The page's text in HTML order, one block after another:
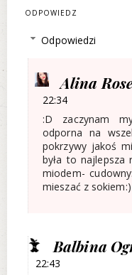
ODPOWIEDZ
Odpowiedzi
Alina
22:34
:D zaczynam
odporna na
pokrzywy jakoś
była to najlepsza
miodem-
mieszać z sokiem:)
Balbina
22:43